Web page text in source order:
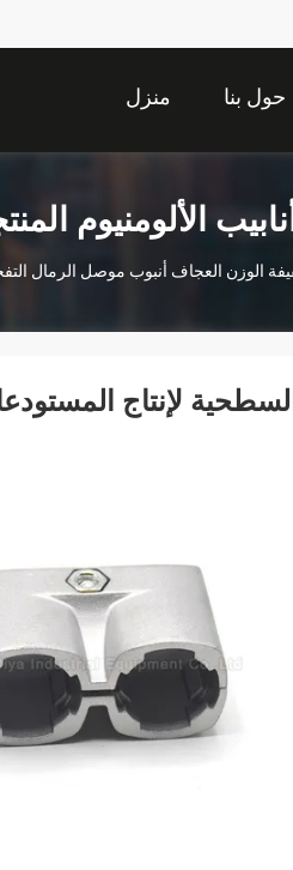
منزل حول بنا
الألومنيوم
الوزن العجاف أنبوب موصل الرمال
لإنتاج